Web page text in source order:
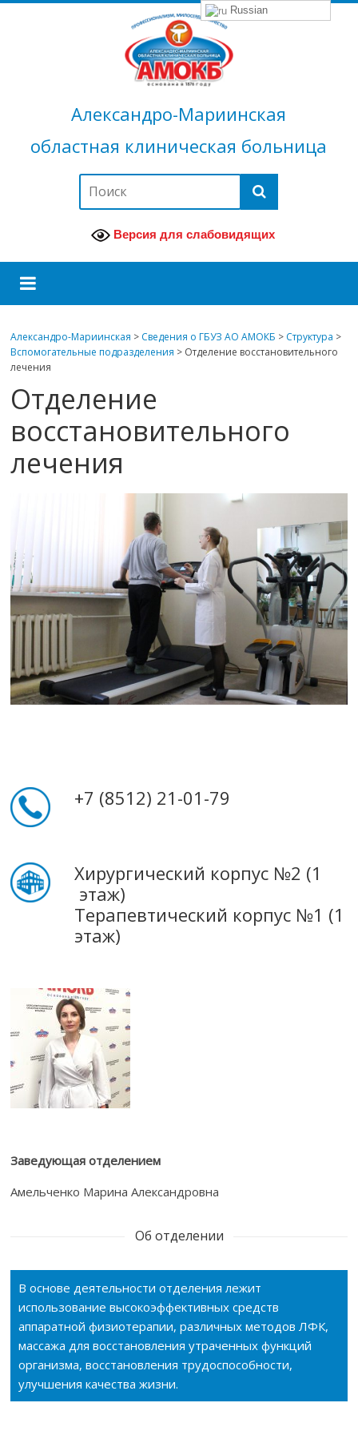
Александро-Мариинская
областная клиническая больница
Версия для слабовидящих
Александро-Мариинская > Сведения о ГБУЗ АО АМОКБ > Структура >
Вспомогательные подразделения > Отделение восстановительного
лечения
Отделение
восстановительного
лечения
+7 (8512) 21-01-79
Хирургический корпус №2 (1
этаж)
Терапевтический корпус №1 (1
этаж)
Заведующая отделением
Амельченко Марина Александровна
Об отделении
В основе деятельности отделения лежит
использование высокоэффективных средств
аппаратной физиотерапии, различных методов ЛФК,
массажа для восстановления утраченных функций
организма, восстановления трудоспособности,
улучшения качества жизни.
Russian